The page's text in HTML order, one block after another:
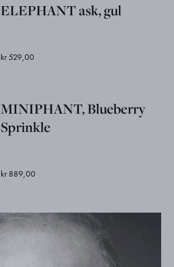
ELEPHANT ask, gul
kr 529,00
MINIPHANT, Blueberry
Sprinkle
kr 889,00